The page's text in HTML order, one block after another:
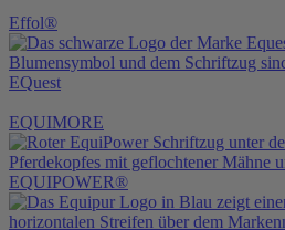
Effol®
EQuest
EQUIMORE
EQUIPOWER®